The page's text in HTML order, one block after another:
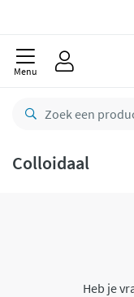
Menu
Colloidaal
Heb je